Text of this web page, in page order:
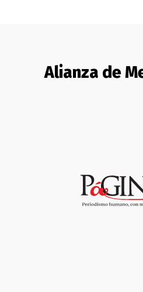
Alianza de